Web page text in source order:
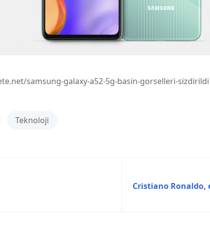
samsung-galaxy-a52-5g-basin-gorselleri-sizdirildi
Teknoloji
Cristiano Ronaldo,